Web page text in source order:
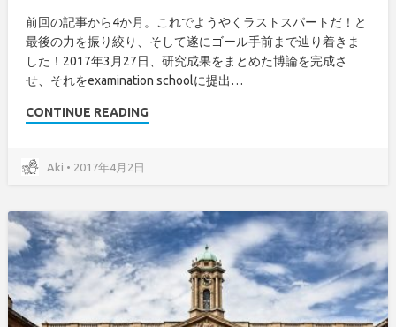
前回の記事から4か月。これでようやくラストスパートだ！と
最後の力を振り絞り、そして遂にゴール手前まで辿り着きま
した！2017年3月27日、研究成果をまとめた博論を完成さ
せ、それをexamination schoolに提出…
CONTINUE READING
Aki • 2017年4月2日